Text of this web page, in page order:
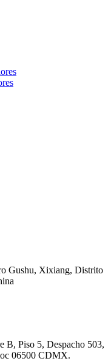
Gushu, Xixiang, Distrito
B, Piso 5, Despacho 503,
06500 CDMX.